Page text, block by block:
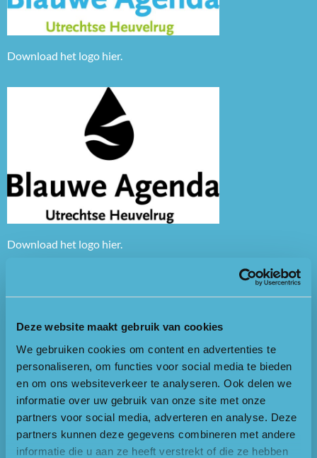
Deze website maakt gebruik van cookies
We gebruiken cookies om content en advertenties te
personaliseren, om functies voor social media te bieden
en om ons websiteverkeer te analyseren. Ook delen we
informatie over uw gebruik van onze site met onze
partners voor social media, adverteren en analyse. Deze
partners kunnen deze gegevens combineren met andere
informatie die u aan ze heeft verstrekt of die ze hebben
Download het logo hier.
Download het logo hier.